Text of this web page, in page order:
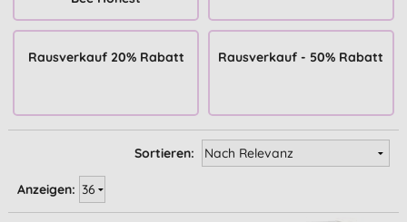
Rausverkauf 20% Rabatt Rausverkauf - 50% Rabatt
Sortieren:
Anzeigen: